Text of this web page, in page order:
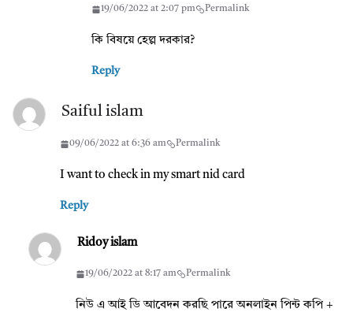
19/06/2022 at 2:07 pm Permalink
কি বিষয়ে হেল্প দরকার?
Reply
Saiful islam
09/06/2022 at 6:36 am Permalink
I want to check in my smart nid card
Reply
Ridoy islam
19/06/2022 at 8:17 am Permalink
নিউ এ আই ডি আবেদন করছি পারে অনলাইন পিন্ট কপি +